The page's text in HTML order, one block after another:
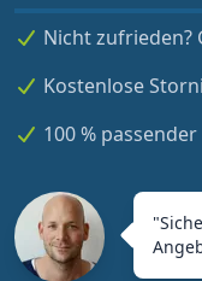
Nicht zufrieden?
Kostenlose
100 %
"